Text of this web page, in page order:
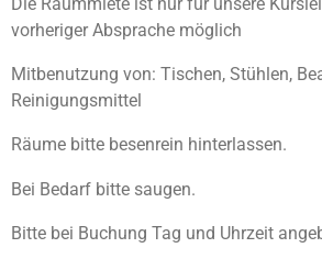
vorheriger Absprache möglich
Mitbenutzung von: Tischen, Stühlen,
Reinigungsmittel
Räume bitte besenrein hinterlassen.
Bei Bedarf bitte saugen.
Bitte bei Buchung Tag und Uhrzeit